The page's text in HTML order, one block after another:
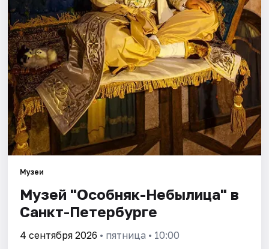
Артисты
Рейтинги
Музеи
Музей "Особняк-Небылица" в
Санкт-Петербурге
4 сентября 2026 • пятница • 10:00